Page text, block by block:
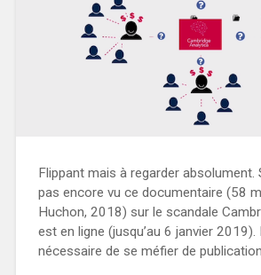
Flippant mais à regarder absolument.
pas encore vu ce documentaire (58
Huchon, 2018) sur le scandale
est en ligne (jusqu’au 6 janvier 2019).
nécessaire de se méfier de